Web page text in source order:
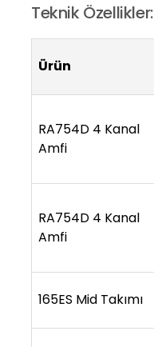
Teknik Özellikler:
Ürün
RA754D 4 Kanal
Amfi
RA754D 4 Kanal
Amfi
165ES Mid Takımı